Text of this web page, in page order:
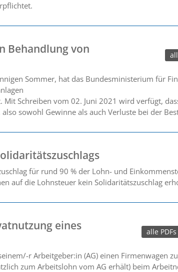
Behandlung von
Sommer, hat das Bundesministerium für
Schreiben vom 02. Juni 2021 wird verfügt,
sowohl Gewinne als auch Verluste bei der
für rund 90 % der Lohn- und
auf die Lohnsteuer kein Solidaritätszuschlag
eines
alle PDFs
r Arbeitgeber:in (AG) einen Firmenwagen
zum Arbeitslohn vom AG erhält) beim